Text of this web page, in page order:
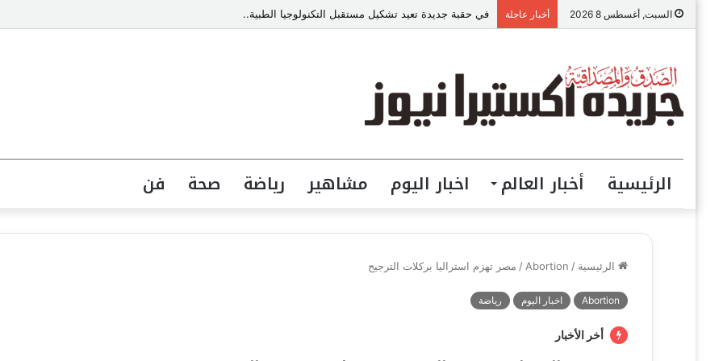
السبت, أغسطس 8 2026 أخبار عاجلة في حقبة جديدة تعيد تشكيل مستقبل التكنولوجيا الطبية..
الرئيسية أخبار العالم اخبار اليوم مشاهير رياضة صحة فن
الرئيسية /
Abortion
/ مصر تهزم استراليا بركلات الترجيح
Abortion اخبار اليوم رياضة
أخر الأخبار